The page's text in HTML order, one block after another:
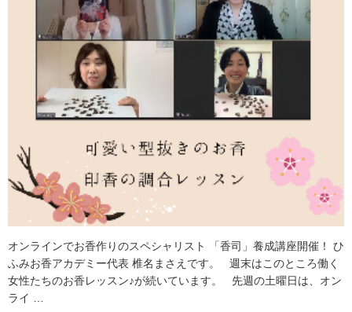
オンラインでお香作りのスペシャリスト 「香司」養成講座開催！ ひ
ふみお香アカデミー代表 椎名まさえです。 週末はこのところ働く
女性たちのお香レッスン♪が続いています。 先週の土曜日は、オン
ライ …